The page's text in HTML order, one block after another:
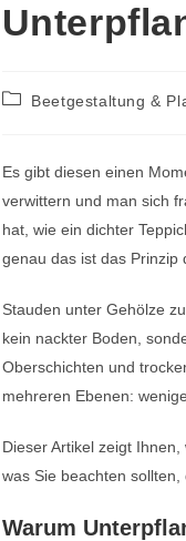
Beitrags-
Beetgestaltung &
Es gibt diesen einen
verwittern und man sich
hat, wie ein dichter
genau das ist das Prinzip
Stauden unter Gehölze
kein nackter Boden,
Oberschichten und
mehreren Ebenen:
Dieser Artikel zeigt
was Sie beachten
Warum